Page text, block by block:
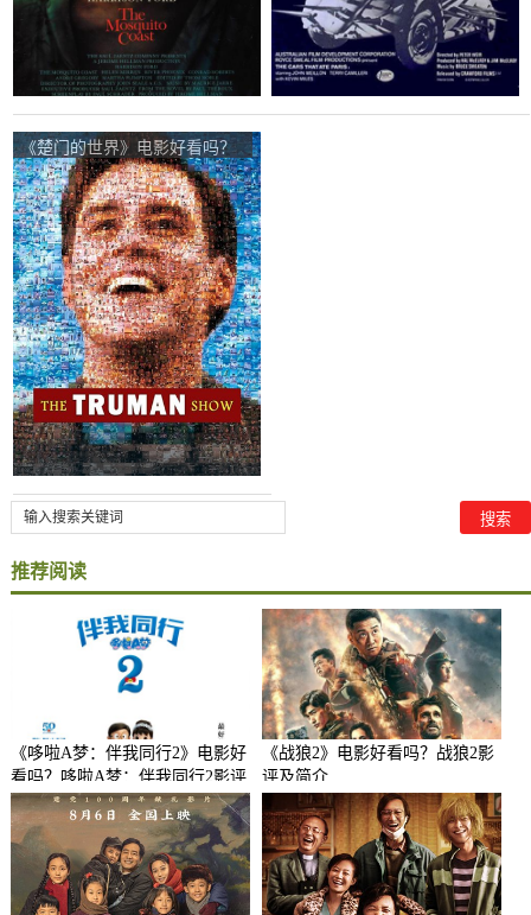
《楚门的世界》电影好看吗？
楚门的世界影评及简介
推荐阅读
《哆啦A梦：伴我同行2》电影好
看吗？哆啦A梦：伴我同行2影评
及简介
《战狼2》电影好看吗？战狼2影
评及简介